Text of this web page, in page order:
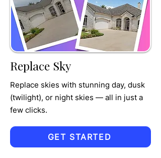
MPET
Replace Sky
Replace skies with stunning day, dusk
(twilight), or night skies — all in just a
few clicks.
GET STARTED